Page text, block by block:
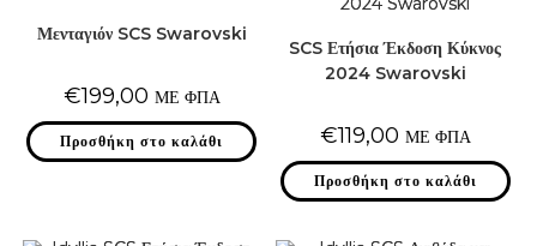
Μενταγιόν SCS Swarovski
€199,00 ΜΕ ΦΠΑ
Προσθήκη στο καλάθι
SCS Ετήσια Έκδοση Κύκνος
2024 Swarovski
€119,00 ΜΕ ΦΠΑ
Προσθήκη στο καλάθι